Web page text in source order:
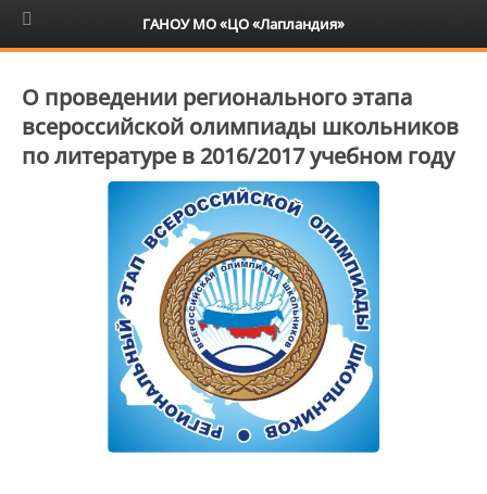
6+
О проведении регионального этапа
всероссийской олимпиады школьников
по литературе в 2016/2017 учебном году
ГАНОУ МО «ЦО «Лапландия»